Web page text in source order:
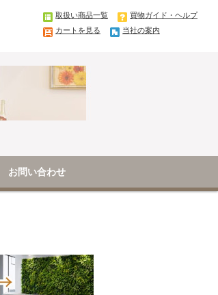
取扱い商品一覧
買物ガイド・ヘルプ
カートを見る
当社の案内
お問い合わせ